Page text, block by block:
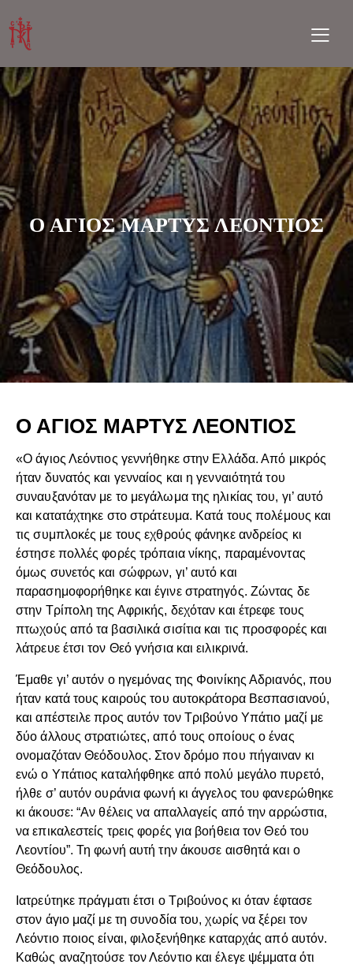
Ο ΑΓΙΟΣ ΜΑΡΤΥΣ ΛΕΟΝΤΙΟΣ
Ο ΑΓΙΟΣ ΜΑΡΤΥΣ ΛΕΟΝΤΙΟΣ
«Ο άγιος Λεόντιος γεννήθηκε στην Ελλάδα. Από μικρός
ήταν δυνατός και γενναίος και η γενναιότητά του
συναυξανόταν με το μεγάλωμα της ηλικίας του, γι’ αυτό
και κατατάχτηκε στο στράτευμα. Κατά τους πολέμους και
τις συμπλοκές με τους εχθρούς φάνηκε ανδρείος κι
έστησε πολλές φορές τρόπαια νίκης, παραμένοντας
όμως συνετός και σώφρων, γι’ αυτό και
παρασημοφορήθηκε και έγινε στρατηγός. Ζώντας δε
στην Τρίπολη της Αφρικής, δεχόταν και έτρεφε τους
πτωχούς από τα βασιλικά σισίτια και τις προσφορές και
λάτρευε έτσι τον Θεό γνήσια και ειλικρινά.
Έμαθε γι’ αυτόν ο ηγεμόνας της Φοινίκης Αδριανός, που
ήταν κατά τους καιρούς του αυτοκράτορα Βεσπασιανού,
και απέστειλε προς αυτόν τον Τριβούνο Υπάτιο μαζί με
δύο άλλους στρατιώτες, από τους οποίους ο ένας
ονομαζόταν Θεόδουλος. Στον δρόμο που πήγαιναν κι
ενώ ο Υπάτιος καταλήφθηκε από πολύ μεγάλο πυρετό,
ήλθε σ’ αυτόν ουράνια φωνή κι άγγελος του φανερώθηκε
κι άκουσε: “Αν θέλεις να απαλλαγείς από την αρρώστια,
να επικαλεστείς τρεις φορές για βοήθεια τον Θεό του
Λεοντίου”. Τη φωνή αυτή την άκουσε αισθητά και ο
Θεόδουλος.
Ιατρεύτηκε πράγματι έτσι ο Τριβούνος κι όταν έφτασε
στον άγιο μαζί με τη συνοδία του, χωρίς να ξέρει τον
Λεόντιο ποιος είναι, φιλοξενήθηκε καταρχάς από αυτόν.
Καθώς αναζητούσε τον Λεόντιο και έλεγε ψέμματα ότι